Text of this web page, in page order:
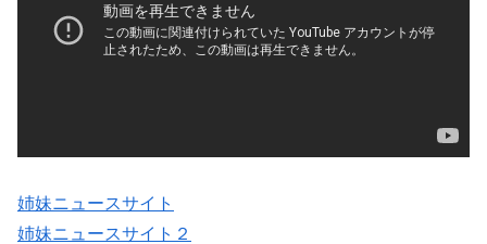
姉妹ニュースサイト
姉妹ニュースサイト２